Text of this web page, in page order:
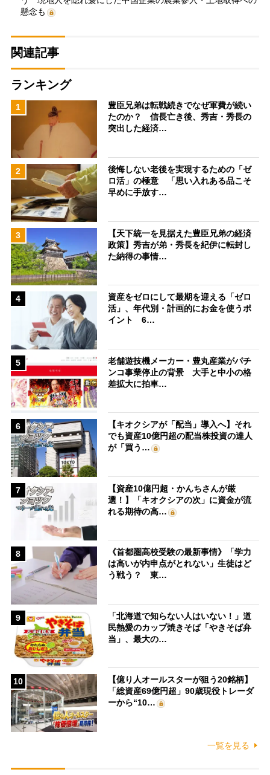
懸念も
関連記事
ランキング
1
豊臣兄弟は転戦続きでなぜ軍費が続い
たのか？ 信長亡き後、秀吉・秀長の
突出した経済…
2
後悔しない老後を実現するための「ゼ
ロ活」の極意 「思い入れある品こそ
早めに手放す…
3
【天下統一を見据えた豊臣兄弟の経済
政策】秀吉が弟・秀長を紀伊に転封し
た納得の事情…
4
資産をゼロにして最期を迎える「ゼロ
活」、年代別・計画的にお金を使うポ
イント 6…
5
老舗遊技機メーカー・豊丸産業がパチ
ンコ事業停止の背景 大手と中小の格
差拡大に拍車…
6
【キオクシアが「配当」導入へ】それ
でも資産10億円超の配当株投資の達人
が「買う…
7
【資産10億円超・かんちさんが厳
選！】「キオクシアの次」に資金が流
れる期待の高…
8
《首都圏高校受験の最新事情》「学力
は高いが内申点がとれない」生徒はど
う戦う？ 東…
9
「北海道で知らない人はいない！」道
民熱愛のカップ焼きそば「やきそば弁
当」、最大の…
10
【億り人オールスターが狙う20銘柄】
「総資産69億円超」90歳現役トレーダ
ーから“10…
一覧を見る